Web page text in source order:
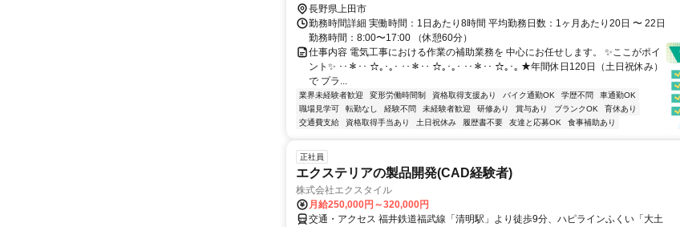
長野県上田市
勤務時間詳細 実働時間：1日あたり8時間 平均勤務日数：1ヶ月あたり20日 〜 22日
勤務時間：8:00〜17:00 （休憩60分）
仕事内容 電気工事における作業の補助業務を 中心にお任せします。 ✨ここがポイ
ント✨ ･･＊･･ ☆｡･｡･ ･･＊･･ ☆｡･｡･ ･･＊･･ ☆｡･｡ ★年間休日120日（土日祝休み）
で プラ...
業界未経験者歓迎 変形労働時間制 資格取得支援あり バイク通勤OK 学歴不問
車通勤OK
職場見学可
転勤なし 経験不問 未経験者歓迎 研修あり 賞与あり ブランクOK
育休あり
交通費支給
資格取得手当あり 土日祝休み 履歴書不要 友達と応募OK 食事補助あり
正社員
エクステリアの製品開発(CAD経験者)
株式会社エクスタイル
月給250,000円～320,000円
交通・アクセス 福井鉄道福武線「清明駅」より徒歩9分、ハピラインふくい「大土